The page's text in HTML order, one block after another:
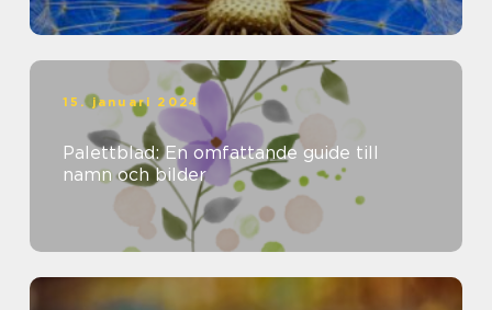
15. januari 2024
Palettblad: En omfattande guide till
namn och bilder